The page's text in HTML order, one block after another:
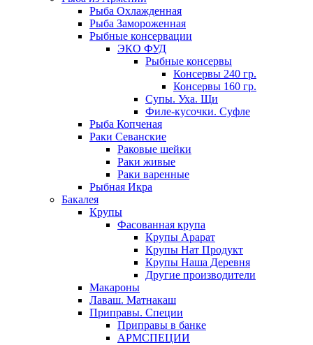
Рыба Охлажденная
Рыба Замороженная
Рыбные консервации
ЭКО ФУД
Рыбные консервы
Консервы 240 гр.
Консервы 160 гр.
Супы. Уха. Щи
Филе-кусочки. Суфле
Рыба Копченая
Раки Севанские
Раковые шейки
Раки живые
Раки варенные
Рыбная Икра
Бакалея
Крупы
Фасованная крупа
Крупы Арарат
Крупы Нат Продукт
Крупы Наша Деревня
Другие производители
Макароны
Лаваш. Матнакаш
Приправы. Специи
Приправы в банке
АРМСПЕЦИИ